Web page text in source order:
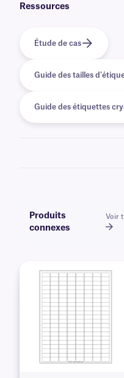
appuyez fermement pour la
au format laser ne
solidement aux congelé et tubes
Ressources
Étude de cas
Guide des tailles
Guide des étiquettes
Produits
connexes
Voir